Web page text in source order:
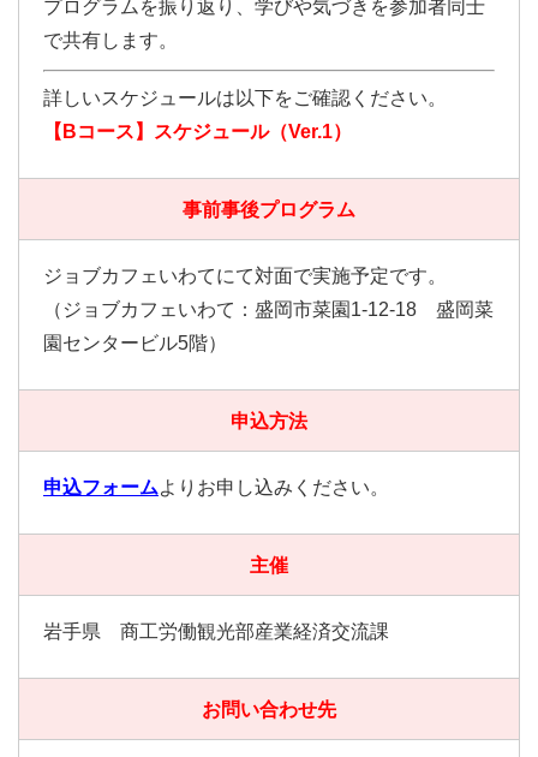
プログラムを振り返り、学びや気づきを参加者同士
で共有します。
詳しいスケジュールは以下をご確認ください。
【Bコース】スケジュール（Ver.1）
事前事後プログラム
ジョブカフェいわてにて対面で実施予定です。
（ジョブカフェいわて：盛岡市菜園1-12-18 盛岡菜
園センタービル5階）
申込方法
申込フォームよりお申し込みください。
主催
岩手県 商工労働観光部産業経済交流課
お問い合わせ先